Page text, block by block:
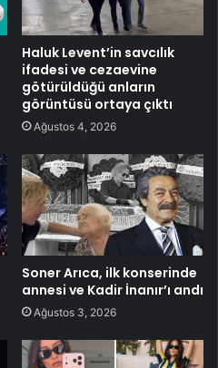
Haluk Levent’in savcılık
ifadesi ve cezaevine
götürüldüğü anların
görüntüsü ortaya çıktı
Ağustos 4, 2026
Soner Arıca, ilk konserinde
annesi ve Kadir İnanır’ı andı
Ağustos 3, 2026